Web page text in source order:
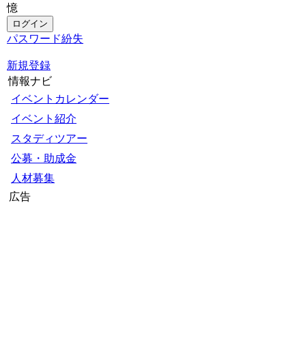
憶
パスワード紛失
新規登録
情報ナビ
イベントカレンダー
イベント紹介
スタディツアー
公募・助成金
人材募集
広告